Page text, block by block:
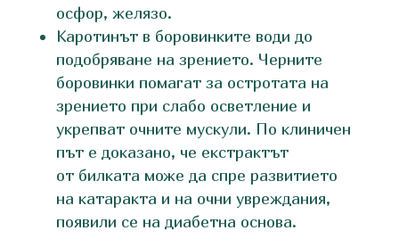
осфор, желязо.
Каротинът в боровинките води до
подобряване на зрението. Черните
боровинки помагат за остротата на
зрението при слабо осветление и
укрепват очните мускули. По клиничен
път е доказано, че екстрактът
от билката може да спре развитието
на катаракта и на очни увреждания,
появили се на диабетна основа.